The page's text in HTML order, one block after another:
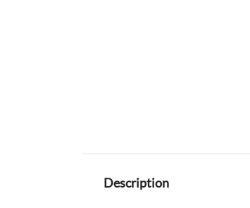
Description